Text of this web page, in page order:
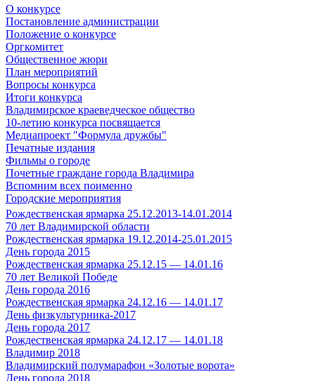
О конкурсе
Постановление администрации
Положение о конкурсе
Оргкомитет
Общественное жюри
План мероприятий
Вопросы конкурса
Итоги конкурса
Владимирское краеведческое общество
10-летию конкурса посвящается
Медиапроект "Формула дружбы"
Печатные издания
Фильмы о городе
Почетные граждане города Владимира
Вспомним всех поименно
Городские мероприятия
Рождественская ярмарка 25.12.2013-14.01.2014
70 лет Владимирской области
Рождественская ярмарка 19.12.2014-25.01.2015
День города 2015
Рождественская ярмарка 25.12.15 — 14.01.16
70 лет Великой Победе
День города 2016
Рождественская ярмарка 24.12.16 — 14.01.17
День физкультурника-2017
День города 2017
Рождественская ярмарка 24.12.17 — 14.01.18
Владимир 2018
Владимирский полумарафон «Золотые ворота»
День города 2018